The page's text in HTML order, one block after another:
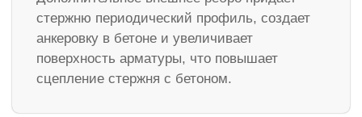
стержню периодический профиль, создает
анкеровку в бетоне и увеличивает
поверхность арматуры, что повышает
сцепление стержня с бетоном.